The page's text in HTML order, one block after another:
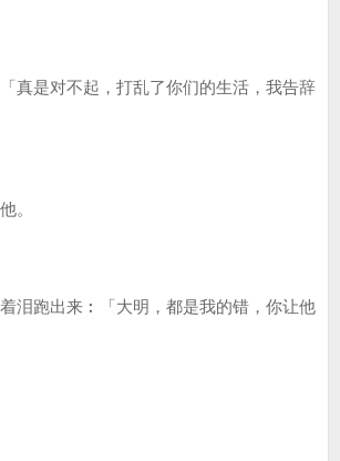
真是对不起，打乱了你们的生活，我告辞
。
泪跑出来︰「大明，都是我的错，你让他